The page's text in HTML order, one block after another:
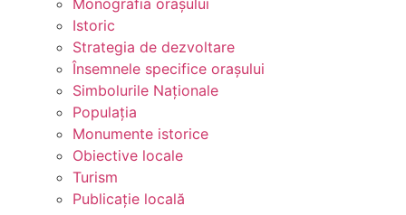
Monografia orașului
Istoric
Strategia de dezvoltare
Însemnele specifice orașului
Simbolurile Naționale
Populația
Monumente istorice
Obiective locale
Turism
Publicație locală